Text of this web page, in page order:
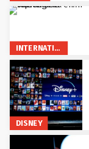
INTERNATIONAL
DISNEY